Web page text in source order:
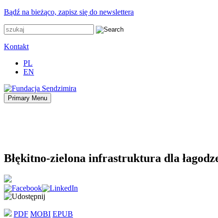
Przejdź
zawartości
Bądź na bieżąco, zapisz się do newslettera
Kontakt
PL
EN
Fundacja Sendzimira
Oferujemy wsparcie doradcze i szkoleniowe z zakresu
Primary Menu
Błękitno-zielona infrastruktura dla
PDF MOBI EPUB